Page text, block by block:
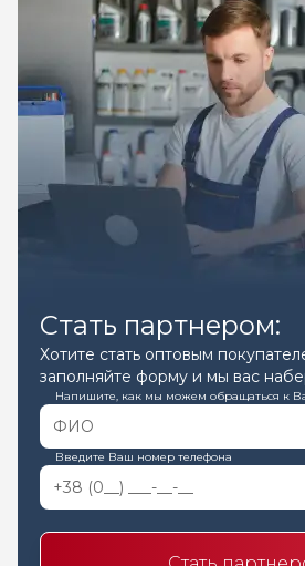
Стать партнером:
Хотите стать оптовым
заполняйте форму и мы вас
Напишите, как мы можем обращаться к
Введите Ваш номер телефона